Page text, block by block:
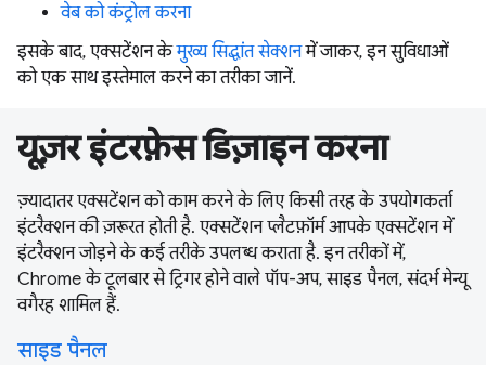
वेब को कंट्रोल करना
इसके बाद, एक्सटेंशन केमुख्य सिद्धांत सेक्शनमें जाकर, इन सुविधाओं
को एक साथ इस्तेमाल करने का तरीका जानें.
यूज़र इंटरफ़ेस डिज़ाइन करना
ज़्यादातर एक्सटेंशन को काम करने के लिए किसी तरह के उपयोगकर्ता
इंटरैक्शन की ज़रूरत होती है. एक्सटेंशन प्लैटफ़ॉर्म आपके एक्सटेंशन में
इंटरैक्शन जोड़ने के कई तरीके उपलब्ध कराता है. इन तरीकों में,
Chrome के टूलबार से ट्रिगर होने वाले पॉप-अप, साइड पैनल, संदर्भ मेन्यू
वगैरह शामिल हैं.
साइड पैनल